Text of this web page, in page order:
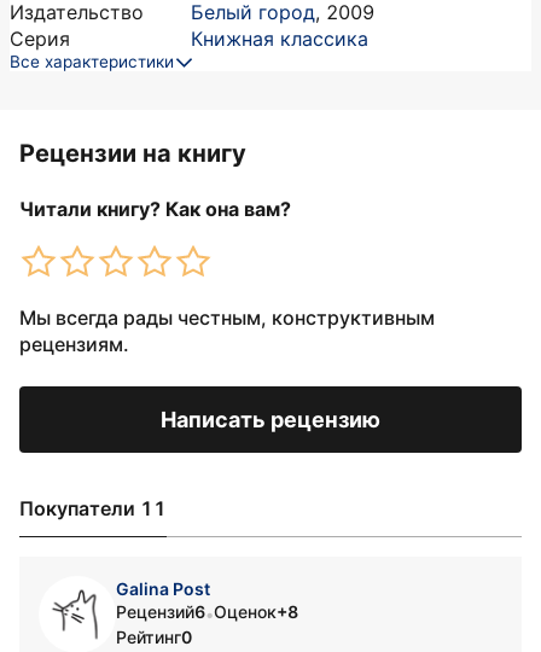
Издательство
Белый город, 2009
Серия
Книжная классика
Все характеристики
Рецензии на книгу
Читали книгу? Как она вам?
Мы всегда рады честным, конструктивным
рецензиям.
Написать рецензию
Покупатели 11
Galina Post
Рецензий6•Оценок+8
Рейтинг0